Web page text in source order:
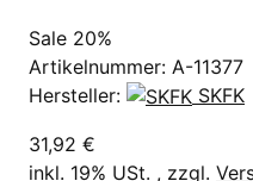
Sale 20%
Artikelnummer: A-11377
Hersteller:
SKFK
31,92 €
inkl. 19% USt. , zzgl.